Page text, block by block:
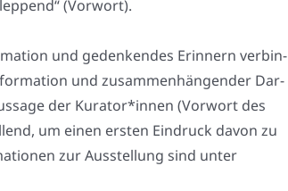
(Vor­wort).
und geden­ken­des Erin­nern ver­bin­
und zusam­men­hän­gen­der Dar­
der Kurator*innen (Vor­wort des
um einen ers­ten Ein­druck davon zu
zur Aus­stel­lung sind unter